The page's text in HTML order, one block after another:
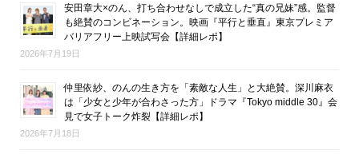
安田章大×のん、打ち合わせなしで成立した“真の兄妹”感。監督
も絶賛のコンビネーション。映画『平行と垂直』東京プレミア
バリアフリー上映試写会【詳細レポ】
2026年7月19日
仲里依紗、のんの生き方を「素敵な人生」と大絶賛。深川麻衣
は「少女と少年が合わさった方」ドラマ『Tokyo middle 30』会
見で女子トーク炸裂【詳細レポ】
2026年7月18日